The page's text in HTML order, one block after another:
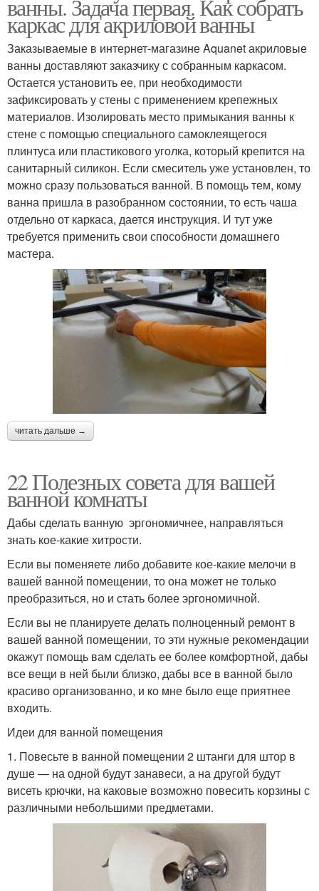
ванны. Задача первая. Как собрать
каркас для акриловой ванны
Заказываемые в интернет-магазине Aquanet акриловые
ванны доставляют заказчику с собранным каркасом.
Остается установить ее, при необходимости
зафиксировать у стены с применением крепежных
материалов. Изолировать место примыкания ванны к
стене с помощью специального самоклеящегося
плинтуса или пластикового уголка, который крепится на
санитарный силикон. Если смеситель уже установлен, то
можно сразу пользоваться ванной. В помощь тем, кому
ванна пришла в разобранном состоянии, то есть чаша
отдельно от каркаса, дается инструкция. И тут уже
требуется применить свои способности домашнего
мастера.
читать дальше →
22 Полезных совета для вашей
ванной комнаты
Дабы сделать ванную эргономичнее, направляться
знать кое-какие хитрости.
Если вы поменяете либо добавите кое-какие мелочи в
вашей ванной помещении, то она может не только
преобразиться, но и стать более эргономичной.
Если вы не планируете делать полноценный ремонт в
вашей ванной помещении, то эти нужные рекомендации
окажут помощь вам сделать ее более комфортной, дабы
все вещи в ней были близко, дабы все в ванной было
красиво организованно, и ко мне было еще приятнее
входить.
Идеи для ванной помещения
1. Повесьте в ванной помещении 2 штанги для штор в
душе — на одной будут занавеси, а на другой будут
висеть крючки, на каковые возможно повесить корзины с
различными небольшими предметами.